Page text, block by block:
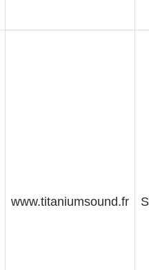
www.titaniumsound.fr